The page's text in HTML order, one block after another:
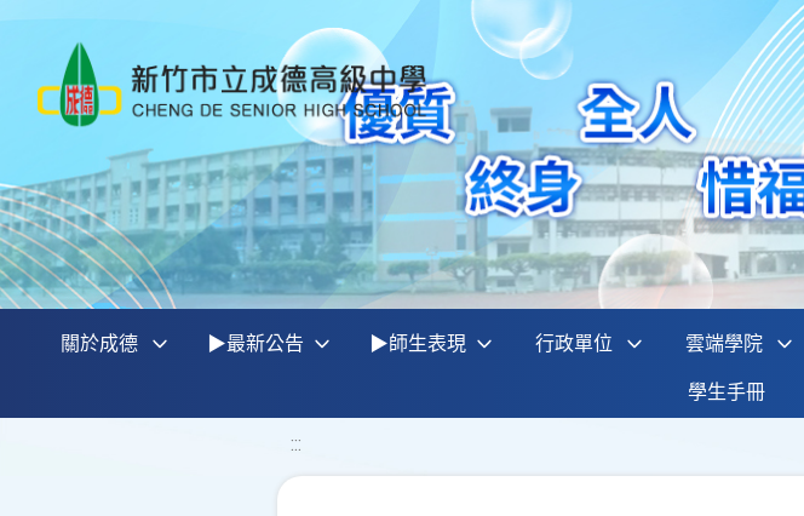
關於成德 ▶最新公告 ▶師生表現 行政單位 雲端學院
學生手冊
:::